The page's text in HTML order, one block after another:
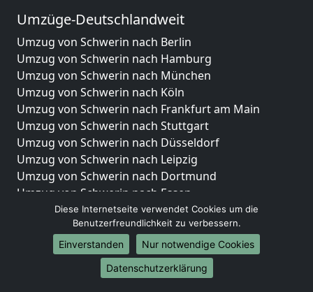
Umzüge-Deutschlandweit
Umzug von Schwerin nach Berlin
Umzug von Schwerin nach Hamburg
Umzug von Schwerin nach München
Umzug von Schwerin nach Köln
Umzug von Schwerin nach Frankfurt am Main
Umzug von Schwerin nach Stuttgart
Umzug von Schwerin nach Düsseldorf
Umzug von Schwerin nach Leipzig
Umzug von Schwerin nach Dortmund
Umzug von Schwerin nach Essen
Umzug von Schwerin nach Bremen
Umzug von Schwerin nach Dresden
Umzug von Schwerin nach Hannover
Umzug von Schwerin nach Nürnberg
Umzug von Schwerin nach Duisburg
Diese Internetseite verwendet Cookies um die
Benutzerfreundlichkeit zu verbessern.
Einverstanden
Nur notwendige Cookies
Datenschutzerklärung